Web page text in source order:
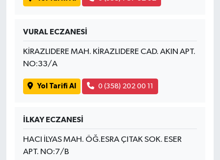
VURAL ECZANESİ
KİRAZLIDERE MAH. KİRAZLIDERE CAD. AKIN APT.
NO:33/A
Yol Tarifi Al 0 (358) 202 00 11
İLKAY ECZANESİ
HACI İLYAS MAH. ÖĞ.ESRA ÇITAK SOK. ESER
APT. NO:7/B